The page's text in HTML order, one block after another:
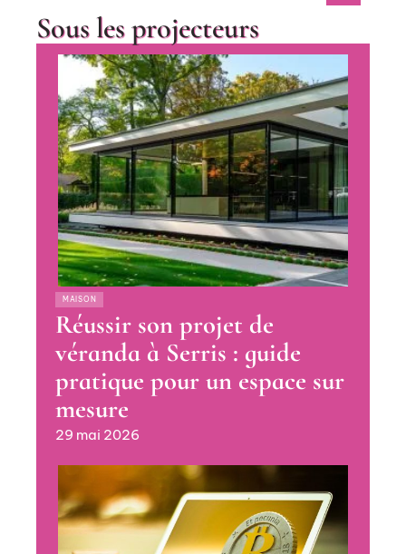
Sous les projecteurs
MAISON
Réussir son projet de
véranda à Serris : guide
pratique pour un espace sur
mesure
29 mai 2026